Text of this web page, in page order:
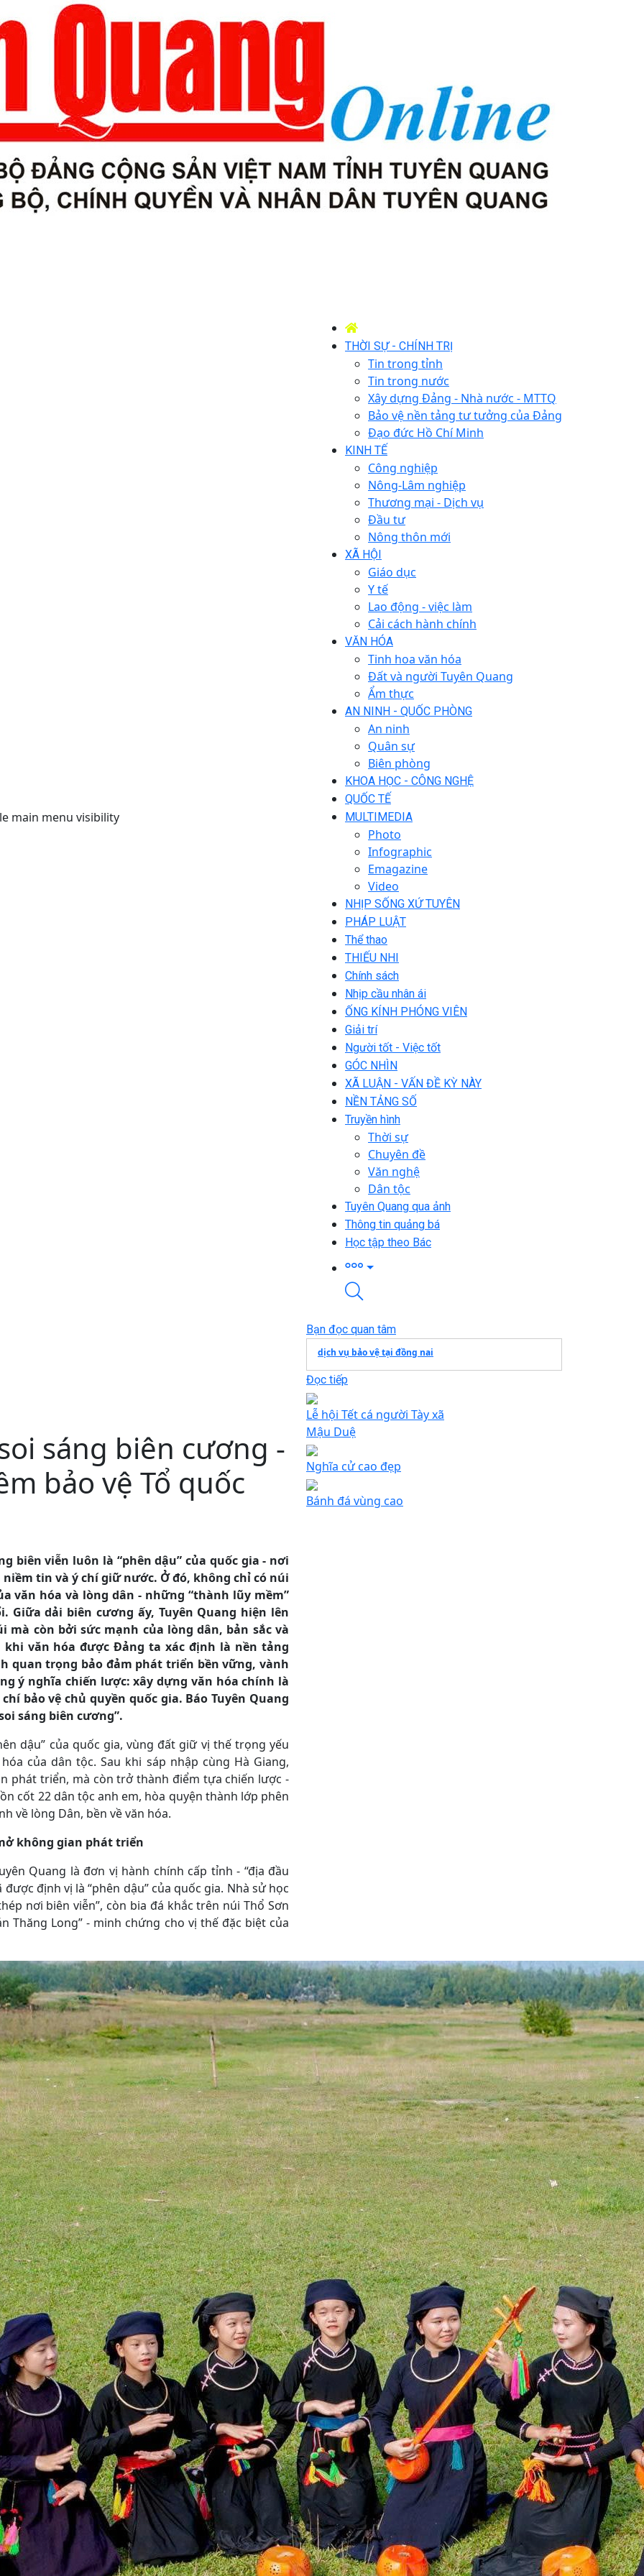
main menu visibility
THỜI SỰ - CHÍNH TRỊ
Tin trong tỉnh
Tin trong nước
Xây dựng Đảng - Nhà nước - MTTQ
Bảo vệ nền tảng tư tưởng của Đảng
Đạo đức Hồ Chí Minh
KINH TẾ
Công nghiệp
Nông-Lâm nghiệp
Thương mại - Dịch vụ
Đầu tư
Nông thôn mới
XÃ HỘI
Giáo dục
Y tế
Lao động - việc làm
Cải cách hành chính
VĂN HÓA
Tinh hoa văn hóa
Đất và người Tuyên Quang
Ẩm thực
AN NINH - QUỐC PHÒNG
An ninh
Quân sự
Biên phòng
KHOA HỌC - CÔNG NGHỆ
QUỐC TẾ
MULTIMEDIA
Photo
Infographic
Emagazine
Video
NHỊP SỐNG XỨ TUYÊN
PHÁP LUẬT
Thể thao
THIẾU NHI
Chính sách
Nhịp cầu nhân ái
ỐNG KÍNH PHÓNG VIÊN
Giải trí
Người tốt - Việc tốt
GÓC NHÌN
XÃ LUẬN - VẤN ĐỀ KỲ NÀY
NỀN TẢNG SỐ
Truyền hình
Thời sự
Chuyên đề
Văn nghệ
Dân tộc
Tuyên Quang qua ảnh
Thông tin quảng bá
Học tập theo Bác
sáng biên cương -
bảo vệ Tổ quốc
biên viễn luôn là “phên dậu” của quốc gia - nơi
tin và ý chí giữ nước. Ở đó, không chỉ có núi
văn hóa và lòng dân - những “thành lũy mềm”
dải biên cương ấy, Tuyên Quang hiện lên
còn bởi sức mạnh của lòng dân, bản sắc và
văn hóa được Đảng ta xác định là nền tảng
quan trọng bảo đảm phát triển bền vững, vành
ý nghĩa chiến lược: xây dựng văn hóa chính là
bảo vệ chủ quyền quốc gia. Báo Tuyên Quang
sáng biên cương”.
dậu” của quốc gia, vùng đất giữ vị thế trọng yếu
của dân tộc. Sau khi sáp nhập cùng Hà Giang,
phát triển, mà còn trở thành điểm tựa chiến lược -
cốt 22 dân tộc anh em, hòa quyện thành lớp phên
về lòng Dân, bền về văn hóa.
không gian phát triển
Quang là đơn vị hành chính cấp tỉnh - “địa đầu
định vị là “phên dậu” của quốc gia. Nhà sử học
nơi biên viễn”, còn bia đá khắc trên núi Thổ Sơn
Thăng Long” - minh chứng cho vị thế đặc biệt của
Bạn đọc quan tâm
dịch vụ bảo vệ tại đồng nai
Đọc tiếp
Lễ hội Tết cá người Tày xã
Mậu Duệ
Nghĩa cử cao đẹp
Bánh đá vùng cao